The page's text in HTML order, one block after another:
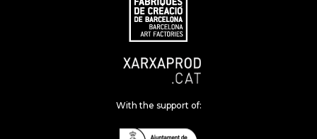
With the support of: